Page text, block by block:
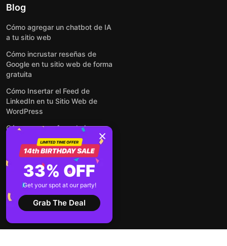
Blog
Cómo agregar un chatbot de IA
a tu sitio web
Cómo incrustar reseñas de
Google en tu sitio web de forma
gratuita
Cómo Insertar el Feed de
LinkedIn en tu Sitio Web de
WordPress
Cómo crear un formulario para
WordPress: de manera simple y
rápida
Cómo incrustar formularios en
cualquier sitio web en línea y
gratis
Ver todas las entradas
33% OFF
Get your spot at our party!
Grab The Deal